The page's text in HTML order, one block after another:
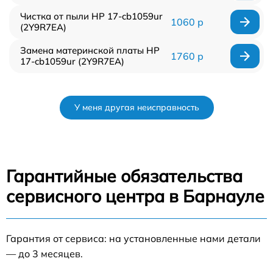
Чистка от пыли HP 17-cb1059ur
(2Y9R7EA)
1060 р
Замена материнской платы HP
17-cb1059ur (2Y9R7EA)
1760 р
У меня другая неисправность
Гарантийные обязательства
сервисного центра в Барнауле
Гарантия от сервиса: на установленные нами детали
— до 3 месяцев.